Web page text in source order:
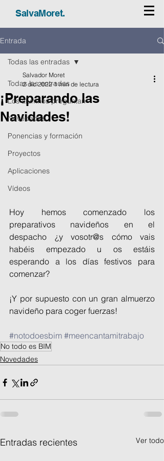
SalvaMoret.
Entrada
Todas las entradas
Los alumnos preguntan
Novedades
Ponencias y formación
Proyectos
Aplicaciones
Vídeos
Todas las entradas
¡Preparando las
Navidades!
Salvador Moret
2 dic 2022 1 min de lectura
Hoy hemos comenzado los
preparativos navideños en el
despacho ¿y vosotr@s cómo vais
habéis empezado u os estáis
esperando a los días festivos para
comenzar?
¡Y por supuesto con un gran almuerzo
navideño para coger fuerzas!
#notodoesbim #meencantamitrabajo
No todo es BIM
Novedades
Entradas recientes Ver todo